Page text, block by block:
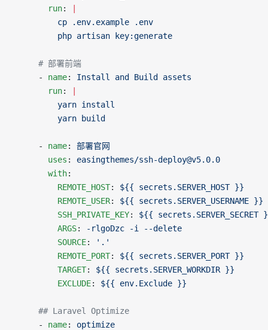
        run
:
          cp .env.example .env
          php artisan key:generate
      # 部署前端
      -
name: Install and Build assets
        run
:
          yarn install
          yarn build
      -
name: 部署官网
        uses
: easingthemes/ssh-deploy@v5.0.0
        with
:
          REMOTE_HOST
: ${{ secrets.SERVER_HOST }}
          REMOTE_USER
: ${{ secrets.SERVER_USERNAME }}
          SSH_PRIVATE_KEY
: ${{ secrets.SERVER_SECRET
          ARGS
:
-rlgoDzc -i --delete
          SOURCE
:
'.'
          REMOTE_PORT
: ${{ secrets.SERVER_PORT }}
          TARGET
: ${{ secrets.SERVER_WORKDIR }}
          EXCLUDE
: ${{ env.Exclude }}
      ## Laravel Optimize
      -
name: optimize